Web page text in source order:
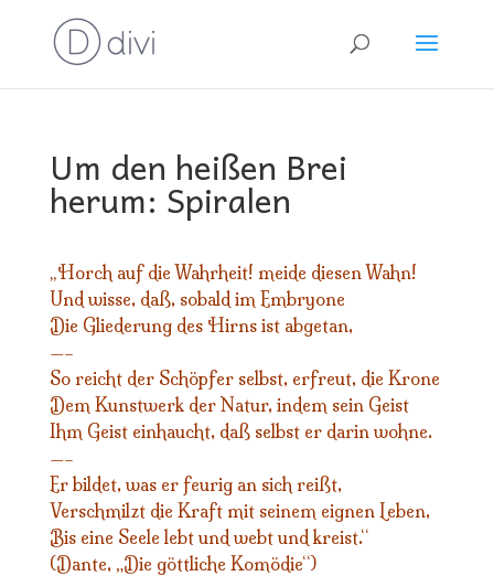
Um den heißen Brei
herum: Spiralen
„Horch auf die Wahrheit! meide diesen Wahn!
Und wisse, daß, sobald im Embryone
Die Gliederung des Hirns ist abgetan,
—–
So reicht der Schöpfer selbst, erfreut, die Krone
Dem Kunstwerk der Natur, indem sein Geist
Ihm Geist einhaucht, daß selbst er darin wohne.
—–
Er bildet, was er feurig an sich reißt,
Verschmilzt die Kraft mit seinem eignen Leben,
Bis eine Seele lebt und webt und kreist.“
(Dante, „Die göttliche Komödie“)